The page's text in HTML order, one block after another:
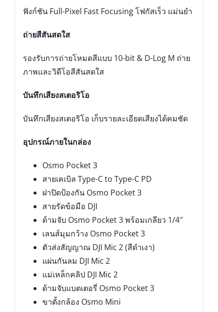
ฟังก์ชัน Full-Pixel Fast Focusing โฟกัสเร็ว แม่นยำ
ถ่ายสีสันสดใส
รองรับการถ่ายโหมดสีแบบ 10-bit & D-Log M ถ่าย
ภาพและวิดีโอสีสันสดใส
บันทึกเสียงสเตอริโอ
บันทึกเสียงสเตอริโอ เก็บรายละเอียดเสียงได้คมชัด
อุปกรณ์ภายในกล่อง
Osmo Pocket 3
สายเคเบิล Type-C to Type-C PD
ฝาปิดป้องกัน Osmo Pocket 3
สายรัดข้อมือ DJI
ด้ามจับ Osmo Pocket 3 พร้อมเกลียว 1/4″
เลนส์มุมกว้าง Osmo Pocket 3
ตัวส่งสัญญาณ DJI Mic 2 (สีดำเงา)
แผ่นกันลม DJI Mic 2
แม่เหล็กคลิป DJI Mic 2
ด้ามจับแบตเตอรี่ Osmo Pocket 3
ขาตั้งกล้อง Osmo Mini